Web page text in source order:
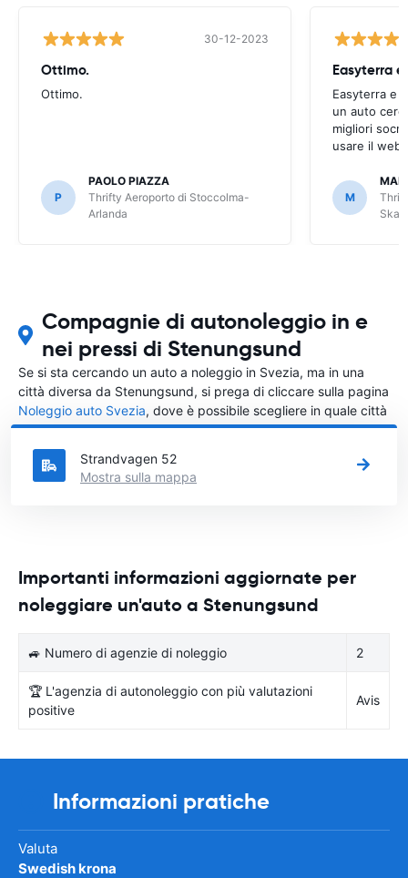
30-12-2023
Ottimo.
Ottimo.
P
PAOLO PIAZZA
Thrifty Aeroporto di Stoccolma-
Arlanda
Easyterra
Easyterra e
un auto
migliori
usare il web
M
Compagnie di autonoleggio in e
nei pressi di Stenungsund
Se si sta cercando un auto a noleggio in Svezia, ma in una
città diversa da Stenungsund, si prega di cliccare sulla pagina
Noleggio auto Svezia, dove è possibile scegliere in quale città
in Svezia si vuole noleggiare l'auto.
Strandvagen 52
Mostra sulla mappa
Importanti informazioni aggiornate per
noleggiare un'auto a Stenungsund
🚙 Numero di agenzie di noleggio 2
🏆 L'agenzia di autonoleggio con più valutazioni
positive
Avis
Informazioni pratiche
Valuta
Swedish krona